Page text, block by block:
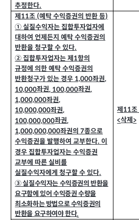
추정한다.
제 11조 (예탁 수익증권의 반환 등)
① 실질수익자는 집합투자업자에
대하여 언제든지 예탁 수익증권의
반환을 청구할 수 있다.
② 집합투자업자는 제1항의
규정에 의한 예탁 수익증권의
반환청구가 있는 경우 1,000좌권,
10,000좌권, 100,000좌권,
1,000,000좌권,
10,000,000좌권,
100,000,000좌권,
1,000,000,000좌권의 7종으로
수익증권을 발행하여 교부한다. 이
경우 집합투자업자는 수익증권
교부에 따른 실비를
실질수익자에게 청구할 수 있다.
③ 실질수익자는 수익증권의 반환을
요구함에 있어 수익증권 수량을
최소화하는 방법으로 수익증권의
반환을 요구하여야 한다.
제 11조
<삭제 >